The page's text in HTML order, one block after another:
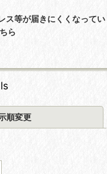
等が届きにくくなってい
ら
順変更